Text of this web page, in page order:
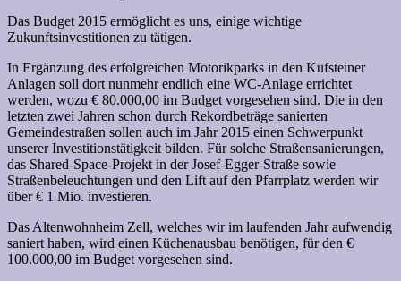
Das Budget 2015 ermöglicht es uns, einige wichtige
Zukunftsinvestitionen zu tätigen.
In Ergänzung des erfolgreichen Motorikparks in den Kufsteiner
Anlagen soll dort nunmehr endlich eine WC-Anlage errichtet
werden, wozu € 80.000,00 im Budget vorgesehen sind. Die in den
letzten zwei Jahren schon durch Rekordbeträge sanierten
Gemeindestraßen sollen auch im Jahr 2015 einen Schwerpunkt
unserer Investitionstätigkeit bilden. Für solche Straßensanierungen,
das Shared-Space-Projekt in der Josef-Egger-Straße sowie
Straßenbeleuchtungen und den Lift auf den Pfarrplatz werden wir
über € 1 Mio. investieren.
Das Altenwohnheim Zell, welches wir im laufenden Jahr aufwendig
saniert haben, wird einen Küchenausbau benötigen, für den €
100.000,00 im Budget vorgesehen sind.